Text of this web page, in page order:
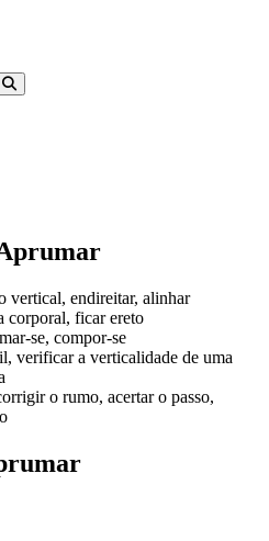
vertical, endireitar, alinhar
corporal, ficar ereto
se, compor-se
verificar a verticalidade de uma
o rumo, acertar o passo,